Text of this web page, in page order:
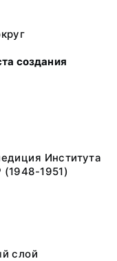
создания
Института
1951)
слой